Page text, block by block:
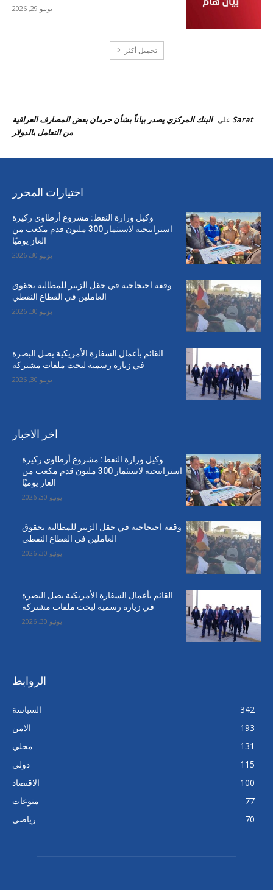
يونيو 29, 2026
تحميل أكثر
Sarat على البنك المركزي يصدر بياناً بشأن حرمان بعض المصارف العراقية
من التعامل بالدولار
اختيارات المحرر
وكيل وزارة النفط: مشروع أرطاوي ركيزة
استراتيجية لاستثمار 300 مليون قدم مكعب من
الغاز يوميًا
يونيو 30, 2026
وقفة احتجاجية في حقل الزبير للمطالبة بحقوق
العاملين في القطاع النفطي
يونيو 30, 2026
القائم بأعمال السفارة الأمريكية يصل البصرة
في زيارة رسمية لبحث ملفات مشتركة
يونيو 30, 2026
اخر الاخبار
وكيل وزارة النفط: مشروع أرطاوي ركيزة
استراتيجية لاستثمار 300 مليون قدم مكعب من
الغاز يوميًا
يونيو 30, 2026
وقفة احتجاجية في حقل الزبير للمطالبة بحقوق
العاملين في القطاع النفطي
يونيو 30, 2026
القائم بأعمال السفارة الأمريكية يصل البصرة
في زيارة رسمية لبحث ملفات مشتركة
يونيو 30, 2026
الروابط
السياسة
342
الامن
193
محلي
131
دولي
115
الاقتصاد
100
منوعات
77
رياضي
70